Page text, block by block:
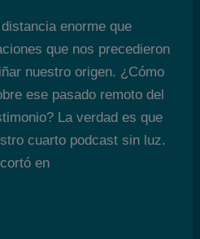
enorme que
que nos precedieron
nuestro origen. ¿Cómo
ese pasado remoto del
La verdad es que
cuarto podcast sin luz.
en